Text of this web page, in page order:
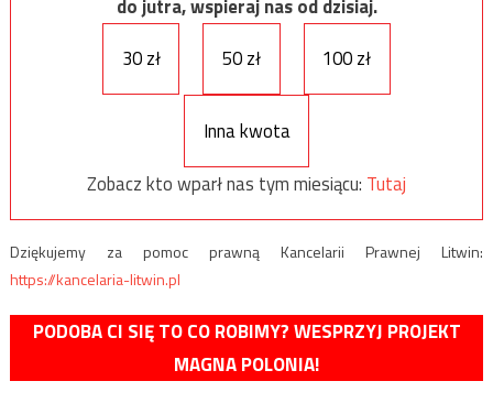
do jutra, wspieraj nas od dzisiaj.
30 zł
50 zł 100 zł
Inna kwota
Zobacz kto wparł nas tym miesiącu: Tutaj
Dziękujemy za pomoc prawną Kancelarii Prawnej Litwin:
https://kancelaria-litwin.pl
PODOBA CI SIĘ TO CO ROBIMY? WESPRZYJ PROJEKT
MAGNA POLONIA!